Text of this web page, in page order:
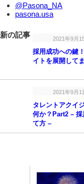
@Pasona_NA
pasona.usa
の記事 2021年9月
採用成功への鍵
イトを展開して
2021年9月1
タレントアクイ
何か？Part2 –
て方 –